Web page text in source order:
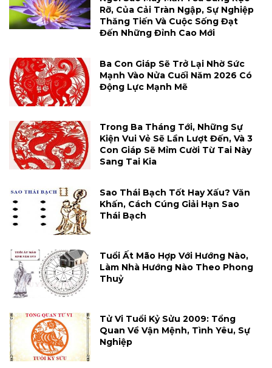
Rỡ, Của Cải Tràn Ngập, Sự Nghiệp
Thăng Tiến Và Cuộc Sống Đạt
Đến Những Đỉnh Cao Mới
Ba Con Giáp Sẽ Trở Lại Nhờ Sức
Mạnh Vào Nửa Cuối Năm 2026 Có
Động Lực Mạnh Mẽ
Trong Ba Tháng Tới, Những Sự
Kiện Vui Vẻ Sẽ Lần Lượt Đến, Và 3
Con Giáp Sẽ Mỉm Cười Từ Tai Này
Sang Tai Kia
Sao Thái Bạch Tốt Hay Xấu? Văn
Khấn, Cách Cúng Giải Hạn Sao
Thái Bạch
Tuổi Ất Mão Hợp Với Hướng Nào,
Làm Nhà Hướng Nào Theo Phong
Thuỷ
Tử Vi Tuổi Kỷ Sửu 2009: Tổng
Quan Về Vận Mệnh, Tình Yêu, Sự
Nghiệp